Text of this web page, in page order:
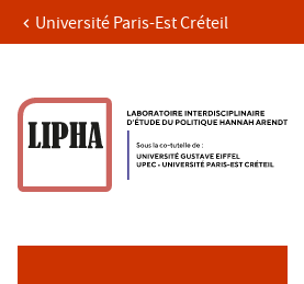
Aller au contenu
Recherche
Navigation secondaire
Université Paris-Est Créteil